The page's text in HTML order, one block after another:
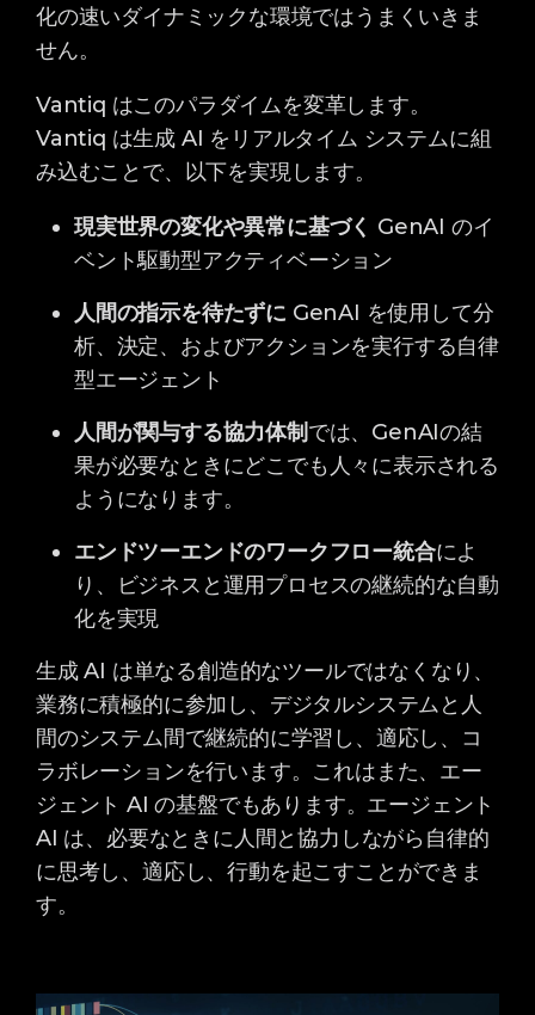
化の速いダイナミックな環境ではうまくいきま
せん。
Vantiq はこのパラダイムを変革します。
Vantiq は生成 AI をリアルタイム システムに組
み込むことで、以下を実現します。
現実世界の変化や異常に基づく GenAI のイ
ベント駆動型アクティベーション
人間の指示を待たずに GenAI を使用して分
析、決定、およびアクションを実行する自律
型エージェント
人間が関与する協力体制 では、GenAIの結
果が必要なときにどこでも人々に表示される
ようになります。
エンドツーエンドのワークフロー統合によ
り 、ビジネスと運用プロセスの継続的な自動
化を実現
生成 AI は単なる創造的なツールではなくなり、
業務に積極的に参加し、デジタルシステムと人
間のシステム間で継続的に学習し、適応し、コ
ラボレーションを行います。 これはまた、エー
ジェント AI の基盤でもあります。エージェント
AI は、 必要なときに人間と協力 しながら自律的
に思考し、適応し、行動を起こすことができま
す。